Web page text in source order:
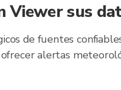
Viewer sus
de fuentes
alertas